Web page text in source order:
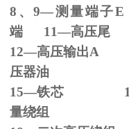
8、9—测量端子
端 11—高压尾
12—高压输出A
压器油
15—铁芯
量绕组